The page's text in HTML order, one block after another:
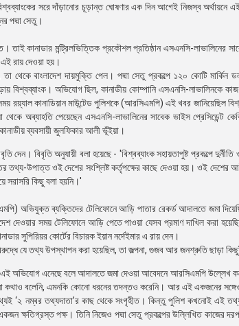
সরে দাঁড়ানোর চূড়ান্ত ঘোষণার এক দিন আগেই নিজস্ব অর্থায়নে এই
পদ্মা সেতু।
কানাডার মন্ট্রিলভিত্তিক প্রকৌশল প্রতিষ্ঠান এসএনসি-লাভালিনের
রায় দেওয়া হয়।
থেকে বাংলাদেশ দায়মুক্তি পেল। পদ্মা সেতু প্রকল্পে ১২০ কোটি মার্কিন
বিশ্বব্যাংক। অভিযোগ ছিল, কানাডীয় কোম্পানি এসএনসি-লাভালিনকে কাজ
কানাডিয়ান মাউন্টেড পুলিশকে (আরসিএমপি) এই খবর জানিয়েছিল
অব্যাহতি পেয়েছেন এসএনসি-লাভালিনের সাবেক ভাইস প্রেসিডেন্ট
ব্যবসায়ী জুলফিকার আলী ভূঁইয়া।
দেন। বিবৃতি অনুযায়ী বলা হয়েছে - 'বিশ্বব্যাংক সহায়তাপুষ্ট প্রকল্পে
উপাত্ত ওই দেশের সংশ্লিষ্ট কর্তৃপক্ষের কাছে দেওয়া হয়। ওই দেশের
সরাসরি কিছু বলা হয়নি।'
অভিযুক্ত ব্যক্তিদের টেলিফোনে আড়ি পাতার রেকর্ড আদালতে জমা
সময় টেলিফোনে আড়ি পেতে পাওয়া যেসব প্রমাণ দাখিল করা
সুপিরিয়র কোর্টের বিচারক ইয়ান নর্দেইমার এ রায় দেন।
যে তথ্য উপস্থাপন করা হয়েছিল, তা জল্পনা, গুজব আর জনশ্রুতি ছাড়া
এই অভিযোগ এনেছে বলে আদালতে জমা দেওয়া আবেদনে আরসিএমপি উল্লেখ
বলেনি, এমনকি কোনো ধরনের তদন্তও করেনি। আর এই একজনের
‘২ নম্বর তথ্যদাতা’র কাছ থেকে সংগৃহীত। কিন্তু পুলিশ কখনোই এই
ক্ষতিগ্রস্ত পক্ষ। তিনি নিজেও পদ্মা সেতু প্রকল্পের উল্লিখিত কাজের